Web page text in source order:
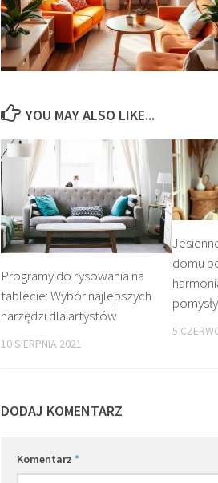
YOU MAY ALSO LIKE...
Programy do rysowania na
tablecie: Wybór najlepszych
narzędzi dla artystów
10 SIERPNIA 2021
domu
5
DODAJ KOMENTARZ
Komentarz *